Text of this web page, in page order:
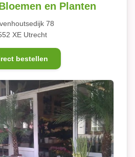
en Planten
78
XE Utrecht
bestellen